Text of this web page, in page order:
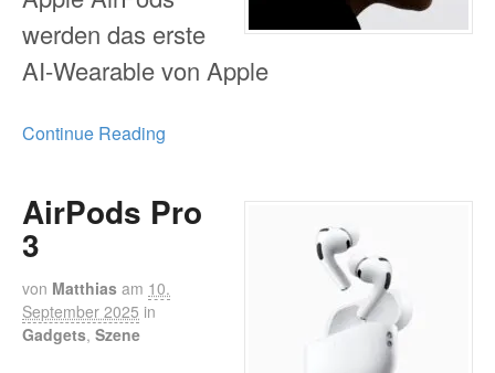
werden das erste
AI-Wearable von Apple
Continue Reading
AirPods Pro
3
von Matthias am 10.
September 2025 in
Gadgets, Szene